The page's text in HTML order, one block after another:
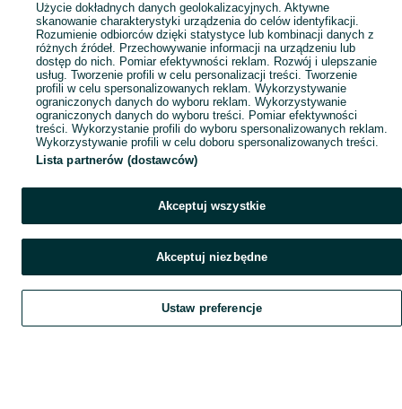
Szukaj Obserwujesz Dodaj Czat Konto
Użycie dokładnych danych geolokalizacyjnych. Aktywne
skanowanie charakterystyki urządzenia do celów identyfikacji.
Rozumienie odbiorców dzięki statystyce lub kombinacji danych z
różnych źródeł. Przechowywanie informacji na urządzeniu lub
dostęp do nich. Pomiar efektywności reklam. Rozwój i ulepszanie
usług. Tworzenie profili w celu personalizacji treści. Tworzenie
profili w celu spersonalizowanych reklam. Wykorzystywanie
ograniczonych danych do wyboru reklam. Wykorzystywanie
ograniczonych danych do wyboru treści. Pomiar efektywności
treści. Wykorzystanie profili do wyboru spersonalizowanych reklam.
Wykorzystywanie profili w celu doboru spersonalizowanych treści.
Lista partnerów (dostawców)
Akceptuj wszystkie
Akceptuj niezbędne
Ustaw preferencje